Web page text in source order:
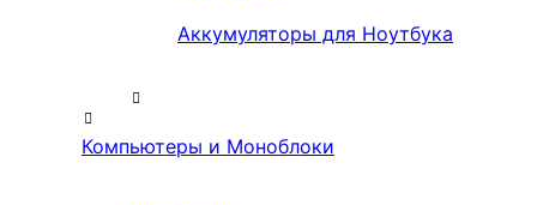
Аккумуляторы для Ноутбука
Компьютеры и Моноблоки